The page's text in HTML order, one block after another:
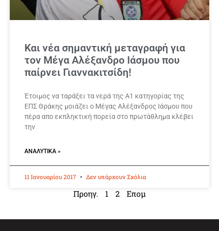
Και νέα σημαντική μεταγραφή για
τον Μέγα Αλέξανδρο Ιάσμου που
παίρνει Γιαννακιτσίδη!
Έτοιμος να ταράξει τα νερά της Α1 κατηγορίας της
ΕΠΣ Θράκης μοιάζει ο Μέγας Αλέξανδρος Ιάσμου που
πέρα απο εκπληκτική πορεία στο πρωτάθλημα κλέβει
την
ΑΝΑΛΥΤΙΚΆ »
11 Ιανουαρίου 2017 Δεν υπάρχουν Σχόλια
Προηγ. 1 2 Επομ